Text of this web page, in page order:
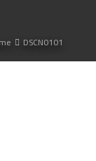
DSCN0101